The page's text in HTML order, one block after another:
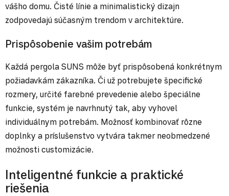
vášho domu. Čisté línie a minimalistický dizajn
zodpovedajú súčasným trendom v architektúre.
Prispôsobenie vašim potrebám
Každá pergola SUNS môže byť prispôsobená konkrétnym
požiadavkám zákazníka. Či už potrebujete špecifické
rozmery, určité farebné prevedenie alebo špeciálne
funkcie, systém je navrhnutý tak, aby vyhovel
individuálnym potrebám. Možnosť kombinovať rôzne
doplnky a príslušenstvo vytvára takmer neobmedzené
možnosti customizácie.
Inteligentné funkcie a praktické
riešenia